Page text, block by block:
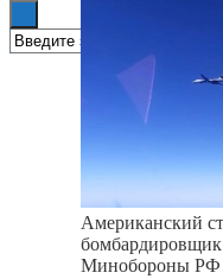
Американский
Минобороны РФ